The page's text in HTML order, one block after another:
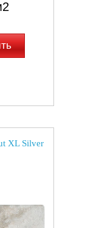
XL Silver